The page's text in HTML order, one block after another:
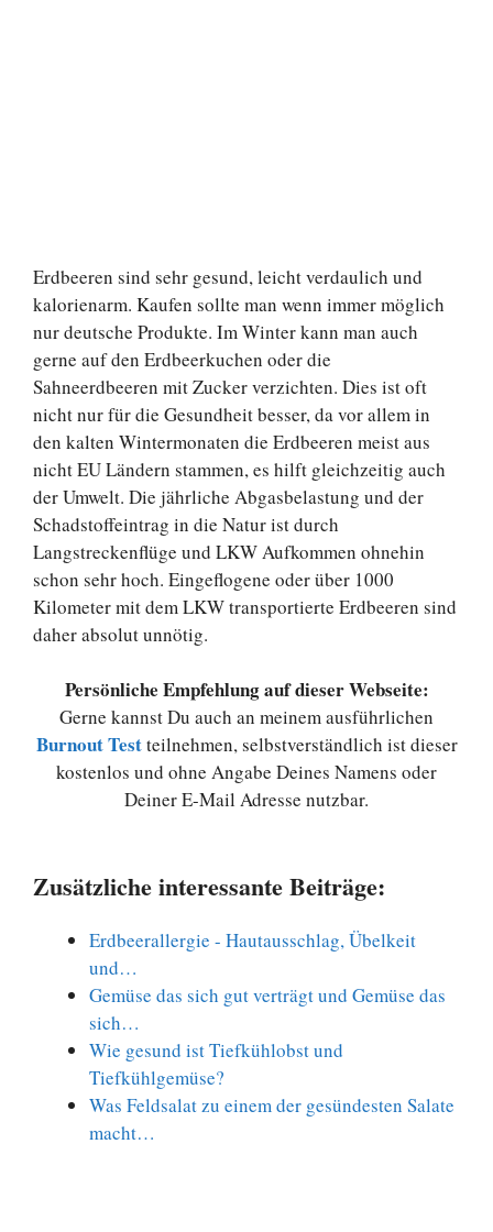
Erdbeeren sind sehr gesund, leicht verdaulich und
kalorienarm. Kaufen sollte man wenn immer möglich
nur deutsche Produkte. Im Winter kann man auch
gerne auf den Erdbeerkuchen oder die
Sahneerdbeeren mit Zucker verzichten. Dies ist oft
nicht nur für die Gesundheit besser, da vor allem in
den kalten Wintermonaten die Erdbeeren meist aus
nicht EU Ländern stammen, es hilft gleichzeitig auch
der Umwelt. Die jährliche Abgasbelastung und der
Schadstoffeintrag in die Natur ist durch
Langstreckenflüge und LKW Aufkommen ohnehin
schon sehr hoch. Eingeflogene oder über 1000
Kilometer mit dem LKW transportierte Erdbeeren sind
daher absolut unnötig.
Persönliche Empfehlung auf dieser Webseite:
Gerne kannst Du auch an meinem ausführlichen
Burnout Testteilnehmen, selbstverständlich ist dieser
kostenlos und ohne Angabe Deines Namens oder
Deiner E-Mail Adresse nutzbar.
Zusätzliche interessante Beiträge:
Erdbeerallergie - Hautausschlag, Übelkeit
und…
Gemüse das sich gut verträgt und Gemüse das
sich…
Wie gesund ist Tiefkühlobst und
Tiefkühlgemüse?
Was Feldsalat zu einem der gesündesten Salate
macht…